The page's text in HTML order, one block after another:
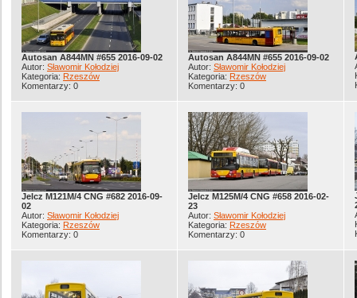
Autosan A844MN #655 2016-09-02
Autor: Sławomir Kołodziej
Kategoria: Rzeszów
Komentarzy: 0
Autosan A844MN #655 2016-09-02
Autor: Sławomir Kołodziej
Kategoria: Rzeszów
Komentarzy: 0
Jelcz M121M/4 CNG #682 2016-09-
02
Autor: Sławomir Kołodziej
Kategoria: Rzeszów
Komentarzy: 0
Jelcz M125M/4 CNG #658 2016-02-
23
Autor: Sławomir Kołodziej
Kategoria: Rzeszów
Komentarzy: 0